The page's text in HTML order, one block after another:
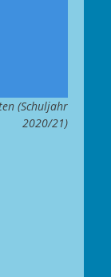
(Schuljahr
2020/21)